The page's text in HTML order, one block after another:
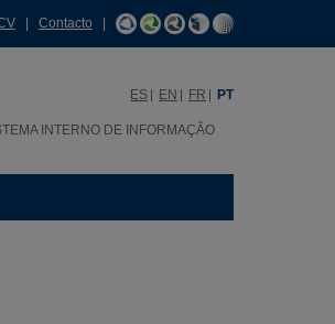
Contacto
ES EN FR PT
INTERNO DE INFORMAÇÃO